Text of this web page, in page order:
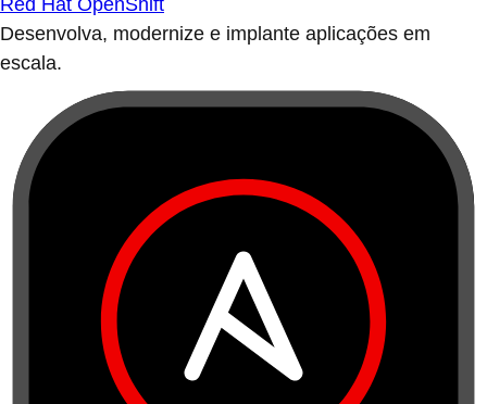
Red Hat OpenShift
Desenvolva, modernize e implante aplicações em
escala.